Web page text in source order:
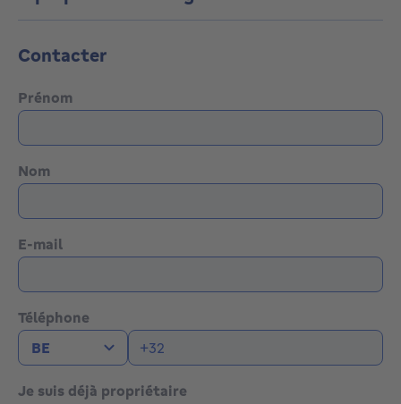
Contacter
Prénom
Nom
E-mail
Téléphone
Je suis déjà propriétaire